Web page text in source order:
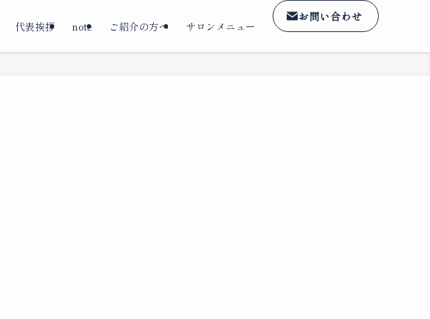
代表挨拶 note ご紹介の方へ サロンメニュー
お問い合わせ